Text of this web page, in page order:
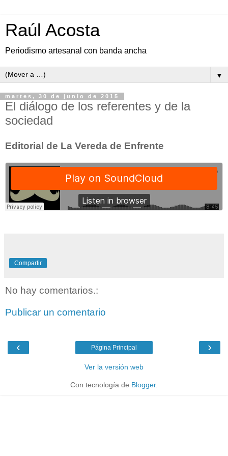
Raúl Acosta
Periodismo artesanal con banda ancha
▼
martes, 30 de junio de 2015
El diálogo de los referentes y de la
sociedad
Editorial de La Vereda de Enfrente
Compartir
No hay comentarios.:
Publicar un comentario
‹ ›
Página Principal
Ver la versión web
Con tecnología de Blogger.